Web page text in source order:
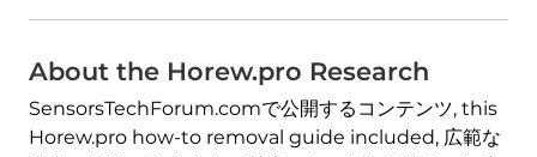
About the Horew.pro Research
SensorsTechForum.comで公開するコンテンツ, this
Horew.pro how-to removal guide included, 広範な